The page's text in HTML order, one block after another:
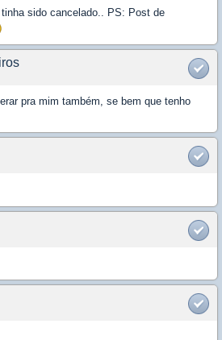
sido cancelado.. PS: Post de
pra mim também, se bem que tenho